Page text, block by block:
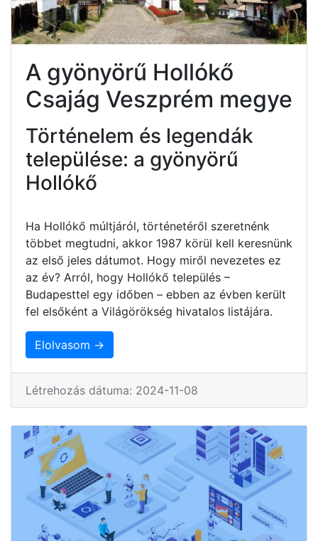
A gyönyörű Hollókő
Csajág Veszprém megye
Történelem és legendák
települése: a gyönyörű
Hollókő
Ha Hollókő múltjáról, történetéről szeretnénk
többet megtudni, akkor 1987 körül kell keresnünk
az első jeles dátumot. Hogy miről nevezetes ez
az év? Arról, hogy Hollókő település –
Budapesttel egy időben – ebben az évben került
fel elsőként a Világörökség hivatalos listájára.
Elolvasom →
Létrehozás dátuma: 2024-11-08